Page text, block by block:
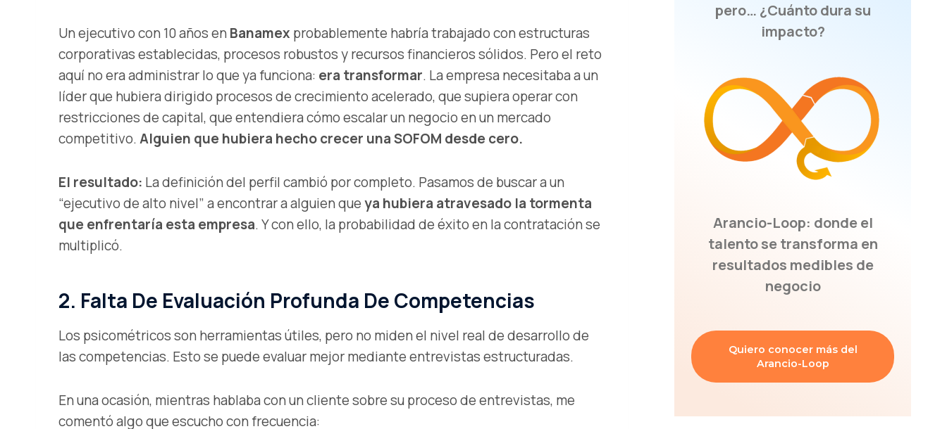
Un ejecutivo con 10 años enBanamex probablemente habría trabajado con estructuras
corporativas establecidas, procesos robustos y recursos financieros sólidos. Pero el reto
aquí no era administrar lo que ya funciona: era transformar. La empresa necesitaba a un
líder que hubiera dirigido procesos de crecimiento acelerado, que supiera operar con
restricciones de capital, que entendiera cómo escalar un negocio en un mercado
competitivo.Alguien que hubiera hecho crecer una SOFOM desde cero.
El resultado: La definición del perfil cambió por completo. Pasamos de buscar a un
“ejecutivo de alto nivel” a encontrar a alguien queya hubiera atravesado la tormenta
que enfrentaría esta empresa. Y con ello, la probabilidad de éxito en la contratación se
multiplicó.
2. Falta De Evaluación Profunda De Competencias
Los psicométricos son herramientas útiles, pero no miden el nivel real de desarrollo de
las competencias. Esto se puede evaluar mejor mediante entrevistas estructuradas.
En una ocasión, mientras hablaba con un cliente sobre su proceso de entrevistas, me
comentó algo que escucho con frecuencia:
pero… ¿Cuánto dura su
impacto?
Arancio-Loop: donde el
talento se transforma en
resultados medibles de
negocio
Quiero conocer más del
Arancio-Loop